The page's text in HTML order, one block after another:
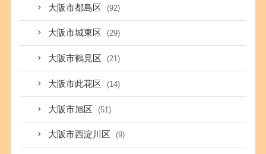
大阪市都島区 (92)
大阪市城東区 (29)
大阪市鶴見区 (21)
大阪市此花区 (14)
大阪市旭区 (51)
大阪市西淀川区 (9)